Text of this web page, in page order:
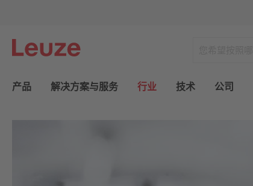
产品 解决方案与服务 行业 技术 公司